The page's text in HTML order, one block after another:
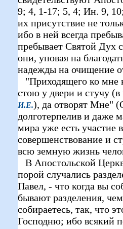
9; 4, 1-17; 5, 4; Ин. 9,
их присутствие не
ибо в ней всегда
пребывает Святой Дух
они, уповая на
надежды на очищение
"Приходящего ко мне
стою у двери и стучу (в
И.Е.), да отворят Мне"
долготерпелив и даже
мира уже есть участие
совершенствование и
всю земную жизнь
В Апостольской
порой случались
Павел, - что когда вы
бывают разделения,
собираетесь, так, что
Господню; ибо всякий